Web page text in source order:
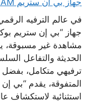
جهاز بي ان ستريم beIN STREAM الكويت مع اشتراك
في عالم الترفيه
جهاز “بي إن ستريم
مشاهدة غير مسبوقة،
الحديثة والتفاعل
ترفيهي متكامل، بفضل
المتفوقة، يقدم “بي
استثنائية لاستكشاف